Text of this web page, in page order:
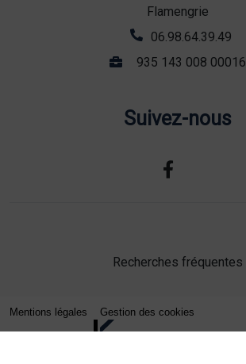
Flamengrie
06.98.64.39.49
935 143 008 00016
Suivez-nous
Recherches fréquentes
Mentions légales Gestion des cookies